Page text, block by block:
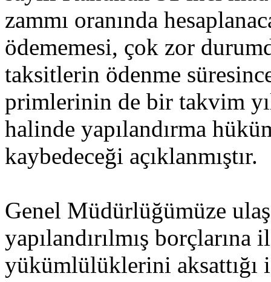
zammı oranında
ödememesi, çok zor
taksitlerin ödenme
primlerinin de bir takvim
halinde yapılandırma
kaybedeceği açıklanmıştır.
Genel Müdürlüğümüze
yapılandırılmış
yükümlülüklerini aksattığı